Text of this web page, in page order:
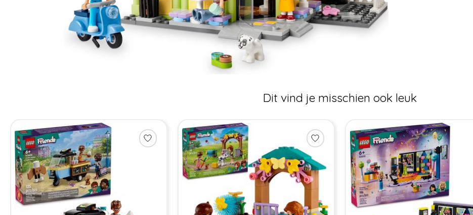
Dit vind je misschien ook leuk
Items van productcarrousel